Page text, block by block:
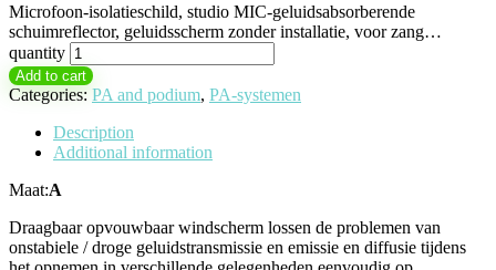
Microfoon-isolatieschild, studio MIC-geluidsabsorberende
schuimreflector, geluidsscherm zonder installatie, voor zang…
quantity
Add to cart
Categories: PA and podium, PA-systemen
Description
Additional information
Maat:A
Draagbaar opvouwbaar windscherm lossen de problemen van
onstabiele / droge geluidstransmissie en emissie en diffusie tijdens